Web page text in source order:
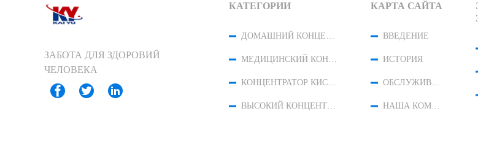
ЗАБОТА ДЛЯ ЗДОРОВИЙ
ЧЕЛОВЕКА
КАТЕГОРИИ
ДОМАШНИЙ КОНЦЕНТРАТОР КИСЛОРОДА
МЕДИЦИНСКИЙ КОНЦЕНТРАТОР КИСЛОРОДА
КОНЦЕНТРАТОР КИСЛОРОДА ПЕРЕМЕЩЕНИЯ
ВЫСОКИЙ КОНЦЕНТРАТОР КИСЛОРОДА ПОДАЧИ
КАРТА САЙТА
ВВЕДЕНИЕ
ИСТОРИЯ
ОБСЛУЖИВАНИЕ
НАША КОМАНДА